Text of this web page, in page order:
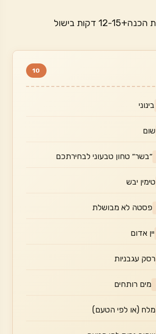
10
בינוני
שום
״בשר״ טחון טבעוני לבחירתכם
טימין יבש
פסטה לא מבושלת
יין אדום
רסק עגבניות
מים רותחים
מלח (או לפי הטעם)